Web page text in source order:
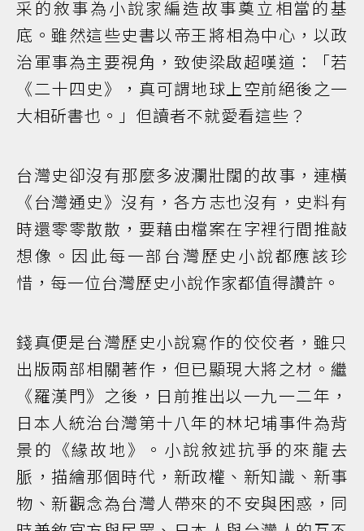
采的敘事為小說家編造故事奠立相當的基
底。雖然這些史書以帝王將相為中心，以政
治軍事為主要視角，致使梁啟超嘆道：「若
《二十四史》，真可謂地球上空前絕後之一
大相斫書也。」但讀者不就愛看這些？
台灣史卻沒有那麼多波瀾壯闊的故事，連橫
《台灣通史》沒有，各方志也沒有，史料有
時還零零散散，要藉由檔案在字裡行間推敲
想像。因此每一部台灣歷史小說都應該珍
惜，每一位台灣歷史小說作家都值得讚許。
錢真便是台灣歷史小說寫作的佼佼者，雖只
出版兩部相關著作，但已顯現大將之材。繼
《羅漢門》之後，日前推出以一九一二年，
日本人統治台灣第十八年的林圮埔事件為背
景的《緣故地》。小說敘述抗爭的來龍去
脈，描繪那個時代，新政權、新知識、新事
物、新觀念為台灣人帶來的不安與困惑，同